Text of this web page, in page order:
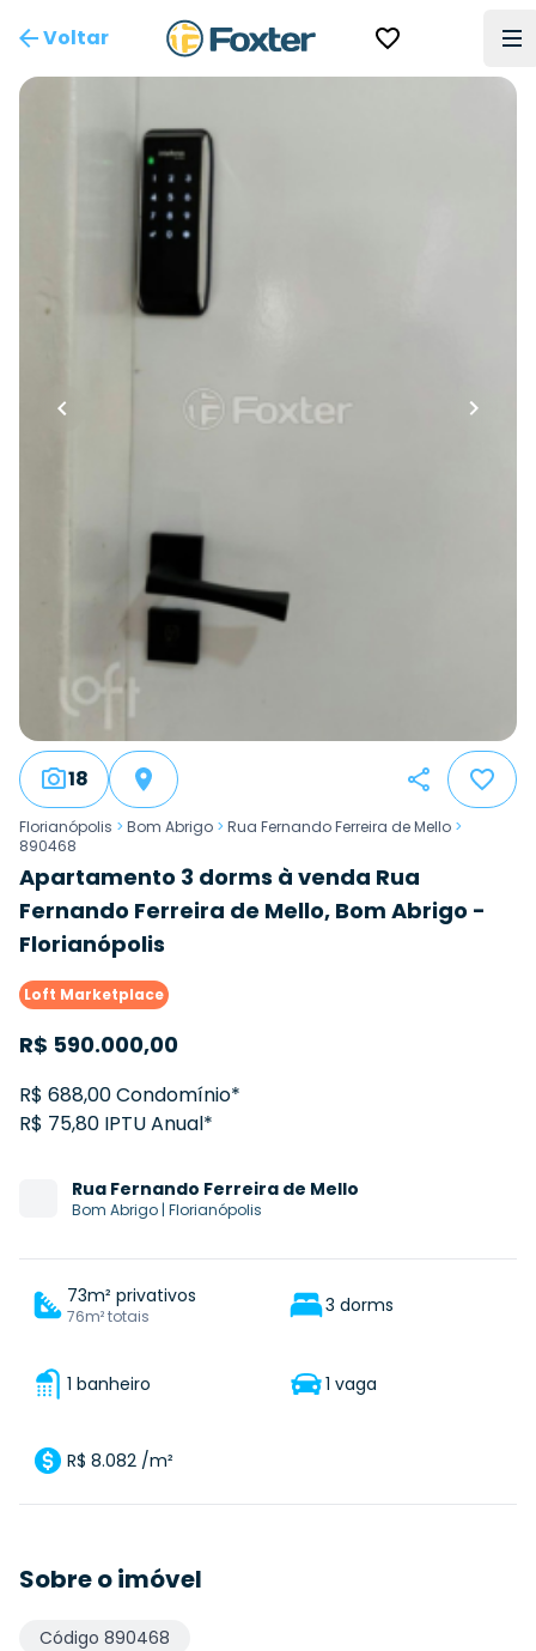
Voltar
18
Florianópolis > Bom Abrigo > Rua Fernando Ferreira de Mello >
890468
Apartamento 3 dorms à venda Rua
Fernando Ferreira de Mello, Bom Abrigo -
Florianópolis
Loft Marketplace
R$ 590.000,00
R$ 688,00 Condomínio*
R$ 75,80 IPTU Anual*
Rua Fernando Ferreira de Mello
Bom Abrigo | Florianópolis
73m² privativos
76m² totais 3 dorms
1 banheiro 1 vaga
R$ 8.082 /m²
Sobre o imóvel
Código 890468